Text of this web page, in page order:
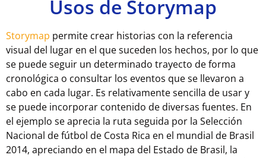
Usos de Storymap
Storymap permite crear historias con la referencia
visual del lugar en el que suceden los hechos, por lo que
se puede seguir un determinado trayecto de forma
cronológica o consultar los eventos que se llevaron a
cabo en cada lugar. Es relativamente sencilla de usar y
se puede incorporar contenido de diversas fuentes. En
el ejemplo se aprecia la ruta seguida por la Selección
Nacional de fútbol de Costa Rica en el mundial de Brasil
2014, apreciando en el mapa del Estado de Brasil, la